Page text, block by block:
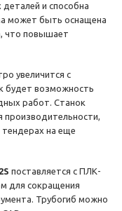
и способна
может быть оснащена
что повышает
увеличится с
будет возможность
работ. Станок
производительности,
тендерах на еще
поставляется с ПЛК-
для сокращения
Трубогиб можно